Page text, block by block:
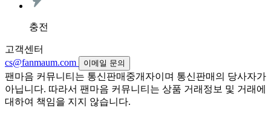
충전
고객센터
cs@fanmaum.com
이메일 문의
팬마음 커뮤니티는 통신판매중개자이며 통신판매의 당사자가
아닙니다. 따라서 팬마음 커뮤니티는 상품 거래정보 및 거래에
대하여 책임을 지지 않습니다.